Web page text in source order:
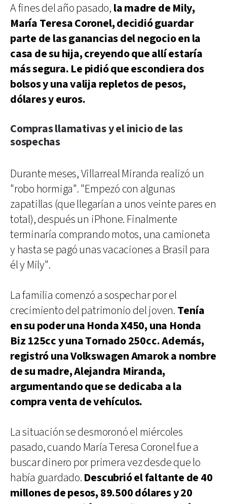
A fines del año pasado, la madre de Mily,
María Teresa Coronel, decidió guardar
parte de las ganancias del negocio en la
casa de su hija, creyendo que allí estaría
más segura. Le pidió que escondiera dos
bolsos y una valija repletos de pesos,
dólares y euros.
Compras llamativas y el inicio de las
sospechas
Durante meses, Villarreal Miranda realizó un
"robo hormiga". "Empezó con algunas
zapatillas (que llegarían a unos veinte pares en
total), después un iPhone. Finalmente
terminaría comprando motos, una camioneta
y hasta se pagó unas vacaciones a Brasil para
él y Mily".
La familia comenzó a sospechar por el
crecimiento del patrimonio del joven. Tenía
en su poder una Honda X450, una Honda
Biz 125cc y una Tornado 250cc. Además,
registró una Volkswagen Amarok a nombre
de su madre, Alejandra Miranda,
argumentando que se dedicaba a la
compra venta de vehículos.
La situación se desmoronó el miércoles
pasado, cuando María Teresa Coronel fue a
buscar dinero por primera vez desde que lo
había guardado. Descubrió el faltante de 40
millones de pesos, 89.500 dólares y 20